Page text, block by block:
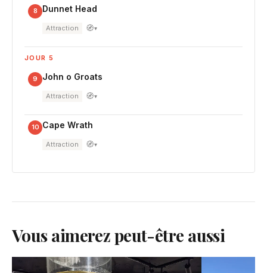
8 Dunnet Head
Attraction 🧭▾
JOUR 5
9 John o Groats
Attraction 🧭▾
10 Cape Wrath
Attraction 🧭▾
Vous aimerez peut-être aussi